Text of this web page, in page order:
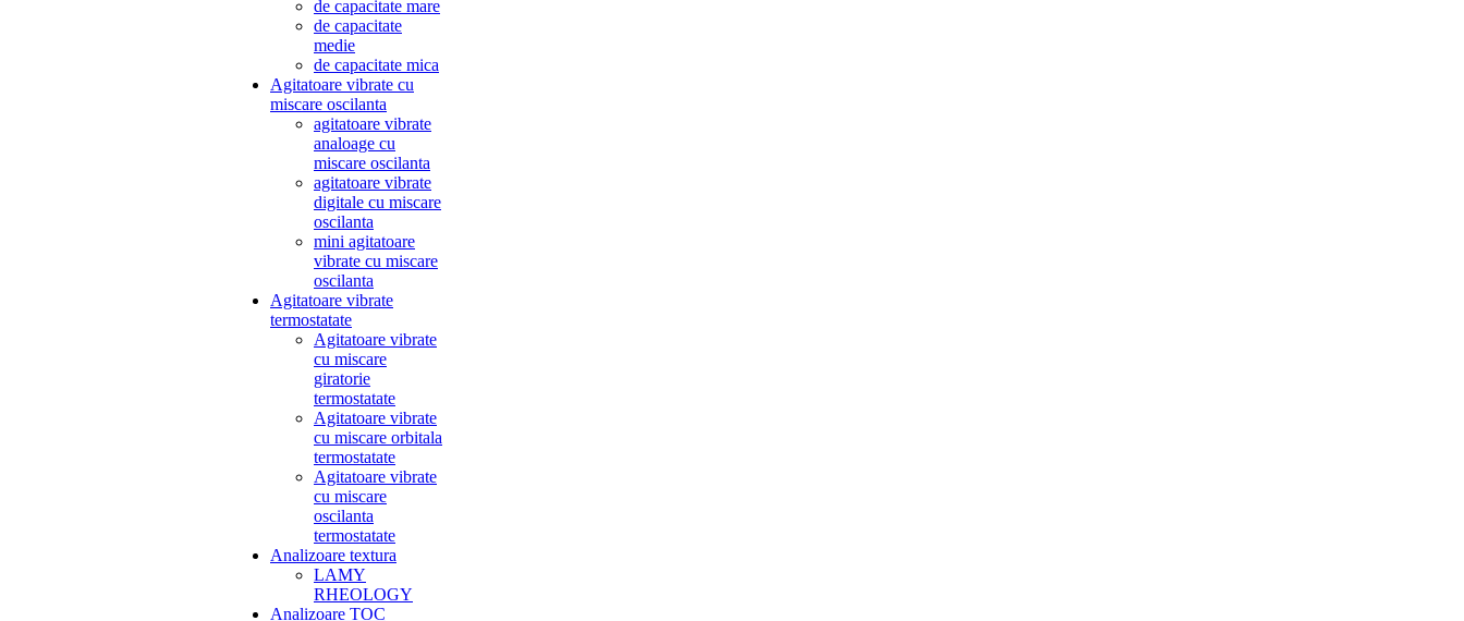
de capacitate mare
de capacitate
medie
de capacitate mica
Agitatoare vibrate cu
miscare oscilanta
agitatoare vibrate
analoage cu
miscare oscilanta
agitatoare vibrate
digitale cu miscare
oscilanta
mini agitatoare
vibrate cu miscare
oscilanta
Agitatoare vibrate
termostatate
Agitatoare vibrate
cu miscare
giratorie
termostatate
Agitatoare vibrate
cu miscare orbitala
termostatate
Agitatoare vibrate
cu miscare
oscilanta
termostatate
Analizoare textura
LAMY
RHEOLOGY
Analizoare TOC